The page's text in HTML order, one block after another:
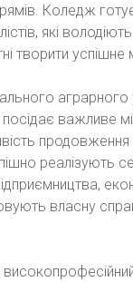
Коледж готує
які
творити успішне
аграрного
важливе
продовження
реалізують
власну